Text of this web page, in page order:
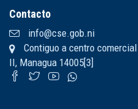
Contacto
info@cse.gob.ni
Contiguo a centro
II, Managua 14005[3]